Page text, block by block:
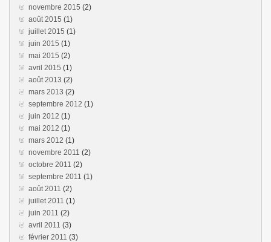
novembre 2015 (2)
août 2015 (1)
juillet 2015 (1)
juin 2015 (1)
mai 2015 (2)
avril 2015 (1)
août 2013 (2)
mars 2013 (2)
septembre 2012 (1)
juin 2012 (1)
mai 2012 (1)
mars 2012 (1)
novembre 2011 (2)
octobre 2011 (2)
septembre 2011 (1)
août 2011 (2)
juillet 2011 (1)
juin 2011 (2)
avril 2011 (3)
février 2011 (3)